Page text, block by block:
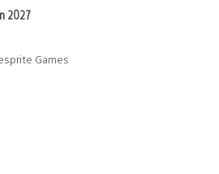
2027
Games